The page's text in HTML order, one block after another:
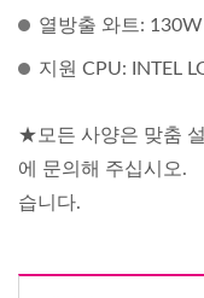
열방출 와트: 130W
지원 CPU: INTEL
★모든 사양은 맞춤
에 문의해 주십시오.
습니다.